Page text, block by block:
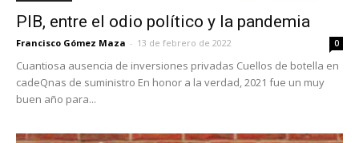
PIB, entre el odio político y la pandemia
Francisco Gómez Maza - 13 de febrero de 2022 0
Cuantiosa ausencia de inversiones privadas Cuellos de botella en
cadeQnas de suministro En honor a la verdad, 2021 fue un muy
buen año para...